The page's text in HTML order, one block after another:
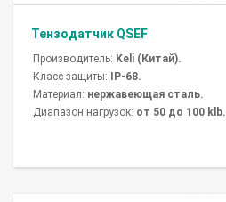
Тензодатчик QSEF
Производитель: Keli (Китай).
Класс защиты:
IP-68.
Материал: нержавеющая сталь.
Диапазон нагрузок: от 50 до 100 klb.